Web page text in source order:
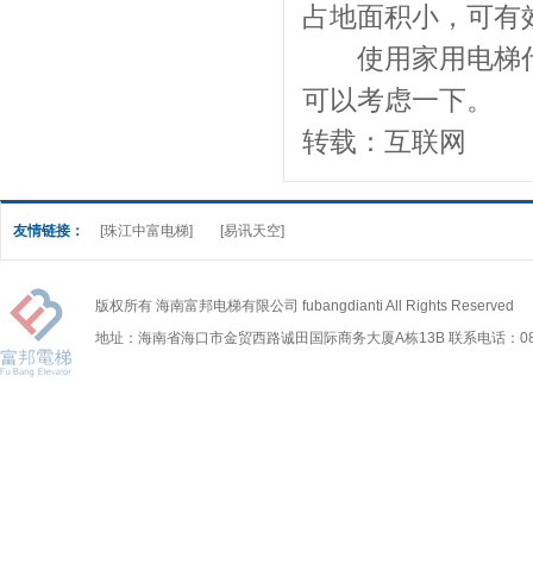
占地面积小，可有
使用家用电梯代
可以考虑一下。
转载：互联网
友情链接： [珠江中富电梯] [易讯天空]
版权所有 海南富邦电梯有限公司 fubangdianti All Rights Reserved
地址：海南省海口市金贸西路诚田国际商务大厦A栋13B 联系电话